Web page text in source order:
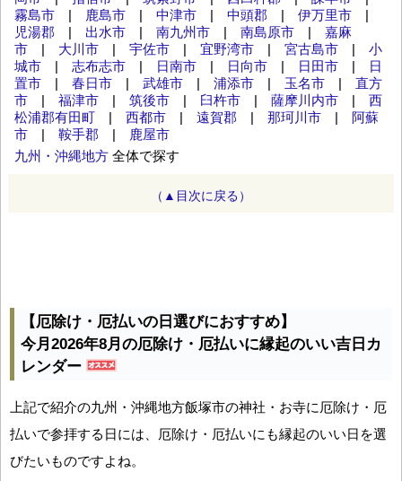
霧島市 | 鹿島市 | 中津市 | 中頭郡 | 伊万里市 |
児湯郡 | 出水市 | 南九州市 | 南島原市 | 嘉麻
市 | 大川市 | 宇佐市 | 宜野湾市 | 宮古島市 | 小
城市 | 志布志市 | 日南市 | 日向市 | 日田市 |
日
置市 | 春日市 | 武雄市 | 浦添市 | 玉名市 | 直方
市 | 福津市 | 筑後市 | 臼杵市 | 薩摩川内市 | 西
松浦郡有田町 | 西都市 | 遠賀郡 | 那珂川市 | 阿蘇
市 | 鞍手郡 |
鹿屋市
九州・沖縄地方 全体で探す
（▲目次に戻る）
【厄除け・厄払いの日選びにおすすめ】
今月2026年8月の厄除け・厄払いに縁起のいい吉日カ
レンダー
上記で紹介の九州・沖縄地方飯塚市の神社・お寺に厄除け・厄
払いで参拝する日には、厄除け・厄払いにも縁起のいい日を選
びたいものですよね。